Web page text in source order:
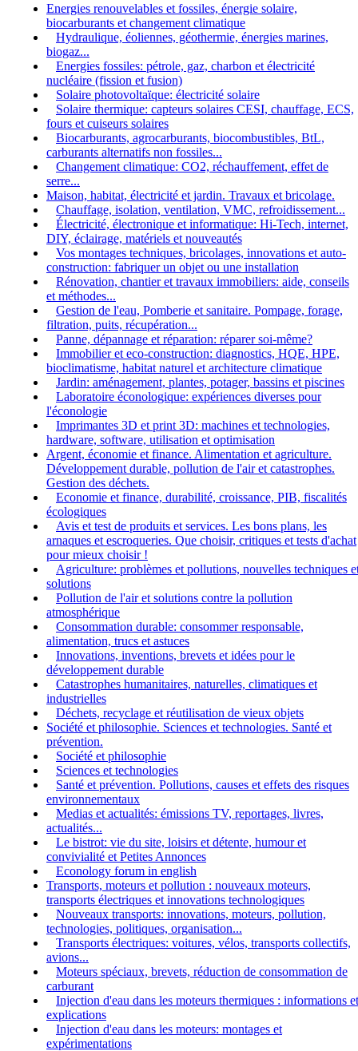
Energies renouvelables et fossiles, énergie solaire,
biocarburants et changement climatique
Hydraulique, éoliennes, géothermie, énergies marines,
biogaz...
Energies fossiles: pétrole, gaz, charbon et électricité
nucléaire (fission et fusion)
Solaire photovoltaïque: électricité solaire
Solaire thermique: capteurs solaires CESI, chauffage, ECS,
fours et cuiseurs solaires
Biocarburants, agrocarburants, biocombustibles, BtL,
carburants alternatifs non fossiles...
Changement climatique: CO2, réchauffement, effet de
serre...
Maison, habitat, électricité et jardin. Travaux et bricolage.
Chauffage, isolation, ventilation, VMC, refroidissement...
Électricité, électronique et informatique: Hi-Tech, internet,
DIY, éclairage, matériels et nouveautés
Vos montages techniques, bricolages, innovations et auto-
construction: fabriquer un objet ou une installation
Rénovation, chantier et travaux immobiliers: aide, conseils
et méthodes...
Gestion de l'eau, Pomberie et sanitaire. Pompage, forage,
filtration, puits, récupération...
Panne, dépannage et réparation: réparer soi-même?
Immobilier et eco-construction: diagnostics, HQE, HPE,
bioclimatisme, habitat naturel et architecture climatique
Jardin: aménagement, plantes, potager, bassins et piscines
Laboratoire éconologique: expériences diverses pour
l'éconologie
Imprimantes 3D et print 3D: machines et technologies,
hardware, software, utilisation et optimisation
Argent, économie et finance. Alimentation et agriculture.
Développement durable, pollution de l'air et catastrophes.
Gestion des déchets.
Economie et finance, durabilité, croissance, PIB, fiscalités
écologiques
Avis et test de produits et services. Les bons plans, les
arnaques et escroqueries. Que choisir, critiques et tests d'achat
pour mieux choisir !
Agriculture: problèmes et pollutions, nouvelles techniques
solutions
Pollution de l'air et solutions contre la pollution
atmosphérique
Consommation durable: consommer responsable,
alimentation, trucs et astuces
Innovations, inventions, brevets et idées pour le
développement durable
Catastrophes humanitaires, naturelles, climatiques et
industrielles
Déchets, recyclage et réutilisation de vieux objets
Société et philosophie. Sciences et technologies. Santé et
prévention.
Société et philosophie
Sciences et technologies
Santé et prévention. Pollutions, causes et effets des risques
environnementaux
Medias et actualités: émissions TV, reportages, livres,
actualités...
Le bistrot: vie du site, loisirs et détente, humour et
convivialité et Petites Annonces
Econology forum in english
Transports, moteurs et pollution : nouveaux moteurs,
transports électriques et innovations technologiques
Nouveaux transports: innovations, moteurs, pollution,
technologies, politiques, organisation...
Transports électriques: voitures, vélos, transports collectifs,
avions...
Moteurs spéciaux, brevets, réduction de consommation de
carburant
Injection d'eau dans les moteurs thermiques : informations et
explications
Injection d'eau dans les moteurs: montages et
expérimentations